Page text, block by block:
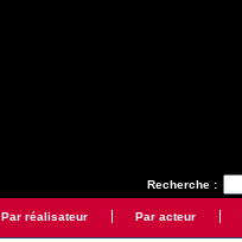
Recherche :
Par réalisateur Par acteur